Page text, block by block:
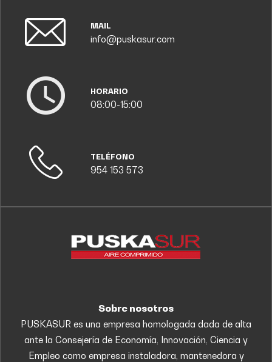
MAIL
info@puskasur.com
HORARIO
08:00-15:00
TELÉFONO
954 153 573
Sobre nosotros
PUSKASUR es una empresa homologada dada de alta
ante la Consejería de Economía, Innovación, Ciencia y
Empleo como empresa instaladora, mantenedora y